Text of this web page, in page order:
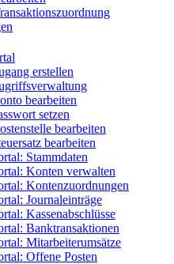
erstellen
bearbeiten
setzen
bearbeiten
bearbeiten
Stammdaten
Konten verwalten
Kontenzuordnungen
Journaleinträge
Kassenabschlüsse
Banktransaktionen
Mitarbeiterumsätze
Offene Posten